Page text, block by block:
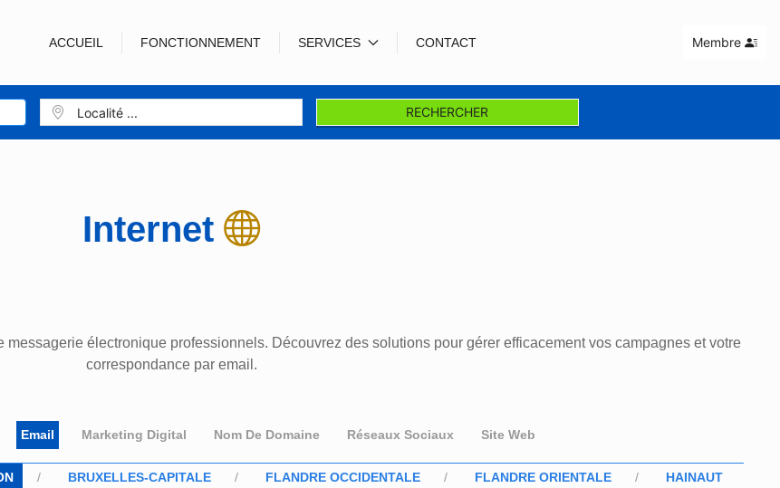
ACCUEIL FONCTIONNEMENT SERVICES CONTACT Membre
RECHERCHER
Internet
électronique professionnels. Découvrez des solutions pour gérer efficacement vos campagnes et votre
correspondance par email.
Email Marketing Digital Nom De Domaine Réseaux Sociaux Site Web
BRUXELLES-CAPITALE FLANDRE OCCIDENTALE FLANDRE ORIENTALE
HAINAUT